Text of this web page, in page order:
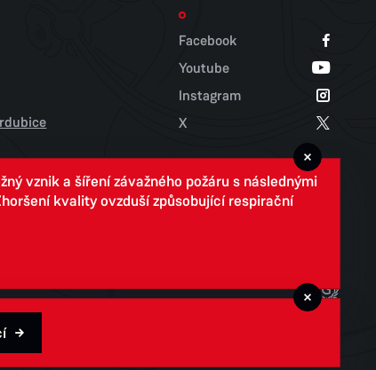
Facebook
Youtube
Instagram
X
vznik a šíření závažného požáru s následnými
kvality ovzduší způsobující respirační